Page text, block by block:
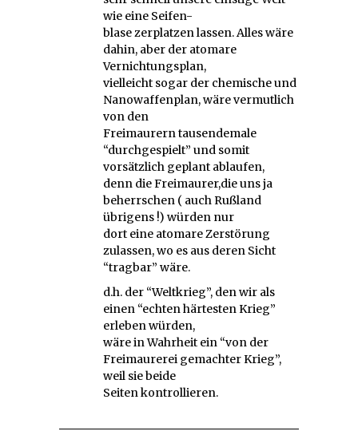
wie eine Seifen-
blase zerplatzen lassen. Alles wäre
dahin, aber der atomare
Vernichtungsplan,
vielleicht sogar der chemische und
Nanowaffenplan, wäre vermutlich
von den
Freimaurern tausendemale
“durchgespielt” und somit
vorsätzlich geplant ablaufen,
denn die Freimaurer,die uns ja
beherrschen ( auch Rußland
übrigens !) würden nur
dort eine atomare Zerstörung
zulassen, wo es aus deren Sicht
“tragbar” wäre.
d.h. der “Weltkrieg”, den wir als
einen “echten härtesten Krieg”
erleben würden,
wäre in Wahrheit ein “von der
Freimaurerei gemachter Krieg”,
weil sie beide
Seiten kontrollieren.